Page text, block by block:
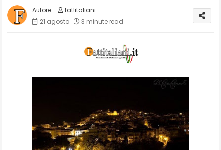
fattitaliani
21 agosto
3 minute read